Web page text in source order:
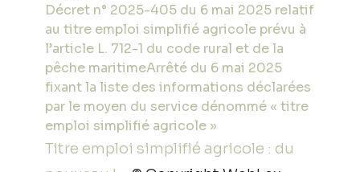
Décret n° 2025-405 du 6 mai 2025 relatif
au titre emploi simplifié agricole prévu à
l’article L. 712-1 du code rural et de la
pêche maritimeArrêté du 6 mai 2025
fixant la liste des informations déclarées
par le moyen du service dénommé « titre
emploi simplifié agricole »
Titre emploi simplifié agricole : du